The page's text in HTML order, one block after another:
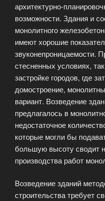
архитектурно-
возможности. Здания и
монолитного
имеют хорошие
звуконепроницаемости.
стесненных условиях,
застройке городов, где
домостроение,
вариант. Возведение
предлагалось в
недостаточное
которые могли бы
большую высоту сводит
производства работ
Возведение зданий
строительства требует